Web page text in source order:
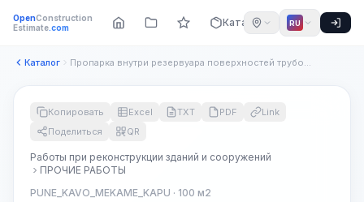
OpenConstruction
Estimate.com Каталог RU
Каталог Пропарка внутри резервуара поверхностей трубопроводов и уста...
Копировать Excel TXT PDF
Link
Поделиться
QR
Работы при реконструкции зданий и сооружений
ПРОЧИЕ РАБОТЫ
PUNE_KAVO_MEKAME_KAPU · 100 м2